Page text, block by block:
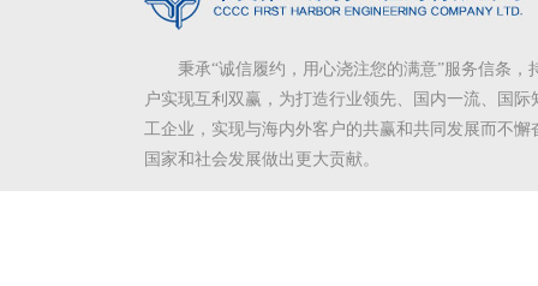
秉承“诚信履约，用心浇注您的满意”服务信条，
户实现互利双赢，为打造行业领先、国内一流、国际
工企业，实现与海内外客户的共赢和共同发展而不懈
国家和社会发展做出更大贡献。